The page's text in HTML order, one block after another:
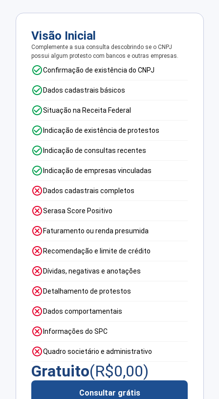
Visão Inicial
Complemente a sua consulta descobrindo se o CNPJ
possui algum protesto com bancos e outras empresas.
Confirmação de existência do CNPJ
Dados cadastrais básicos
Situação na Receita Federal
Indicação de existência de protestos
Indicação de consultas recentes
Indicação de empresas vinculadas
Dados cadastrais completos
Serasa Score Positivo
Faturamento ou renda presumida
Recomendação e limite de crédito
Dívidas, negativas e anotações
Detalhamento de protestos
Dados comportamentais
Informações do SPC
Quadro societário e administrativo
Gratuito(R$0,00)
Consultar grátis